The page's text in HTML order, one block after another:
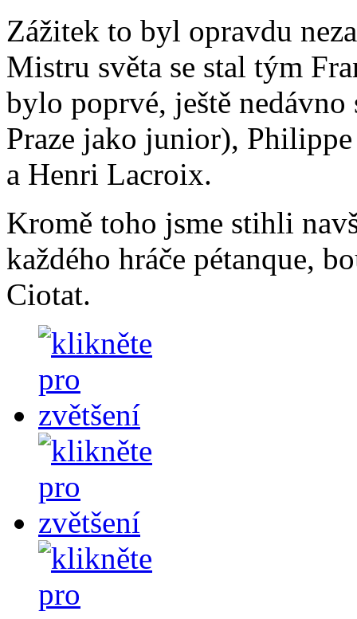
Zážitek to byl opravdu
Mistru světa se stal tým
bylo poprvé, ještě
Praze jako junior),
a Henri Lacroix.
Kromě toho jsme stihli
každého hráče pétanque,
Ciotat.